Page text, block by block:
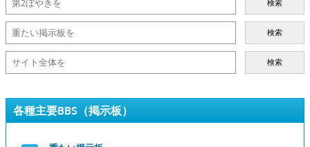
検索
検索
検索
各種主要BBS（掲示板）